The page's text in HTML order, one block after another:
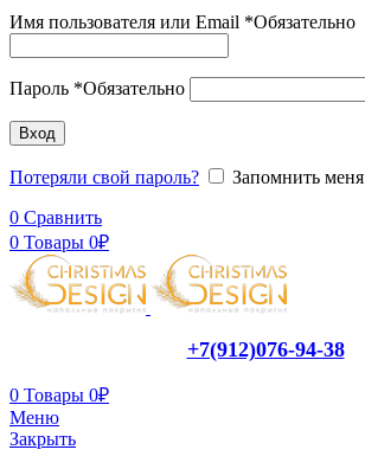
Имя пользователя или Email *Обязательно
Пароль *Обязательно
Вход
Потеряли свой пароль?
Запомнить меня
0 Сравнить
0 Товары 0₽
+7(912)076-94-38
0 Товары 0₽
Меню
Закрыть